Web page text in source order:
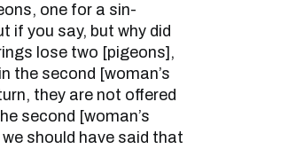
one for a sin-
if you say, but why did
lose two [pigeons],
the second [woman’s
they are not offered
second [woman’s
should have said that